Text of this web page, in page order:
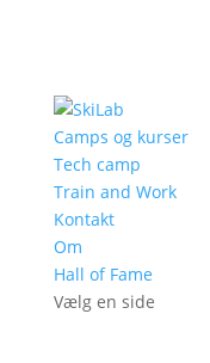
Camps og kurser
Tech camp
Train and Work
Kontakt
Om
Hall of Fame
Vælg en side